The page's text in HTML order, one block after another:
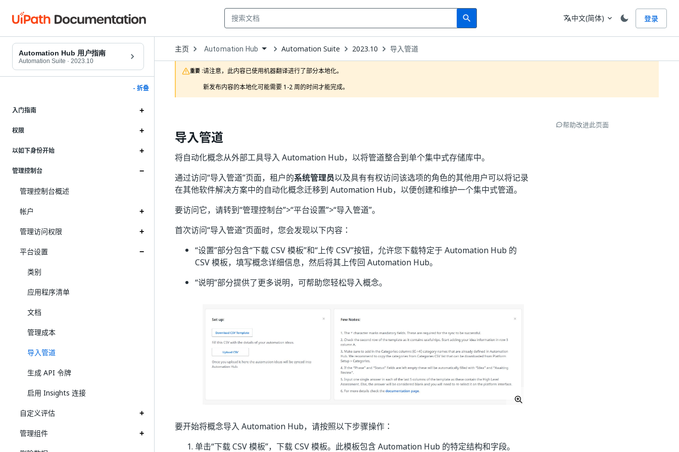
search
Search 语言
translate中文(简体) expand_more 登录
Automation Hub 用户指南
Automation Suite · 2023.10
- 折叠
入门指南
权限
以如下身份开始
管理控制台
管理控制台概述
帐户
管理访问权限
平台设置
类别
应用程序清单
文档
管理成本
导入管道
生成 API 令牌
启用 Insights 连接
自定义评估
管理组件
主页 Open
Dropdown
to
choose
product
Automation Hub Automation Suite 2023.10 导入管道
重要 :请注意，此内容已使用机器翻译进行了部分本地化。
新发布内容的本地化可能需要 1-2 周的时间才能完成。
导入管道
将自动化概念从外部工具导入 Automation Hub，以将管道整合到单个集中式存储库中。
通过访问“导入管道”页面，租户的系统管理员以及具有有权访问该选项的角色的其他用户可以将记录
在其他软件解决方案中的自动化概念迁移到 Automation Hub，以便创建和维护一个集中式管道。
要访问它，请转到“管理控制台”>“平台设置”>“导入管道”。
首次访问“导入管道”页面时，您会发现以下内容：
“设置”部分包含“下载 CSV 模板”和“上传 CSV”按钮，允许您下载特定于 Automation Hub 的
CSV 模板，填写概念详细信息，然后将其上传回 Automation Hub。
“说明”部分提供了更多说明，可帮助您轻松导入概念。
要开始将概念导入 Automation Hub，请按照以下步骤操作：
单击“下载 CSV 模板”，下载 CSV 模板。此模板包含 Automation Hub 的特定结构和字段。
帮助改进此页面